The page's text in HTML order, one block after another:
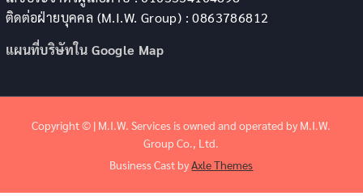
ติดต่อฝ่ายบุคคล (M.I.W. Group) : 0863786812
แผนที่บริษัทใน Google Map
Copyright © | M.I.W. Services is owned and operated by M.I.W.
Group Co., Ltd.
Business Cast by Axle Themes